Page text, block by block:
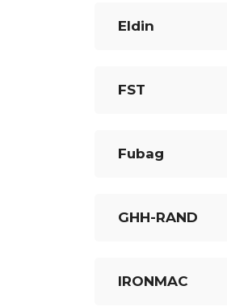
Eldin
FST
Fubag
GHH-RAND
IRONMAC